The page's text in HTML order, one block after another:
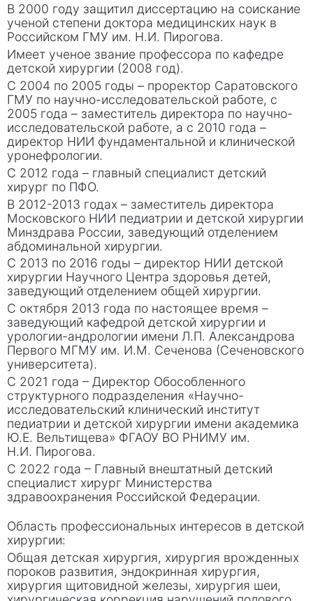
В 2000 году защитил диссертацию на соискание
ученой степени доктора медицинских наук в
Российском ГМУ им. Н.И. Пирогова.
Имеет ученое звание профессора по кафедре
детской хирургии (2008 год).
С 2004 по 2005 годы – проректор Саратовского
ГМУ по научно-исследовательской работе, с
2005 года – заместитель директора по научно-
исследовательской работе, а с 2010 года –
директор НИИ фундаментальной и клинической
уронефрологии.
С 2012 года – главный специалист детский
хирург по ПФО.
В 2012-2013 годах – заместитель директора
Московского НИИ педиатрии и детской хирургии
Минздрава России, заведующий отделением
абдоминальной хирургии.
С 2013 по 2016 годы – директор НИИ детской
хирургии Научного Центра здоровья детей,
заведующий отделением общей хирургии.
С октября 2013 года по настоящее время –
заведующий кафедрой детской хирургии и
урологии-андрологии имени Л.П. Александрова
Первого МГМУ им. И.М. Сеченова (Сеченовского
университета).
С 2021 года – Директор Обособленного
структурного подразделения «Научно-
исследовательский клинический институт
педиатрии и детской хирургии имени академика
Ю.Е. Вельтищева» ФГАОУ ВО РНИМУ им.
Н.И. Пирогова.
С 2022 года – Главный внештатный детский
специалист хирург Министерства
здравоохранения Российской Федерации.
Область профессиональных интересов в детской
хирургии:
Общая детская хирургия, хирургия врожденных
пороков развития, эндокринная хирургия,
хирургия щитовидной железы, хирургия шеи,